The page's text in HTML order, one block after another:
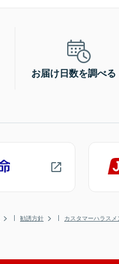
お届け日数を調べる
勧誘方針 カスタマーハラス